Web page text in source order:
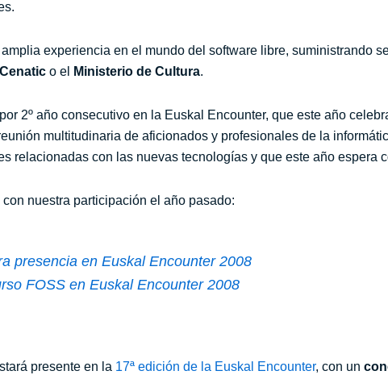
experiencia en el mundo del software libre, suministrando
Cenatic o el Ministerio de Cultura.
2º año consecutivo en la Euskal Encounter, que este año
multitudinaria de aficionados y profesionales de la
relacionadas con las nuevas tecnologías y que este año espera
nuestra participación el año pasado:
presencia en Euskal Encounter 2008
FOSS en Euskal Encounter 2008
presente en la 17ª edición de la Euskal Encounter, con un